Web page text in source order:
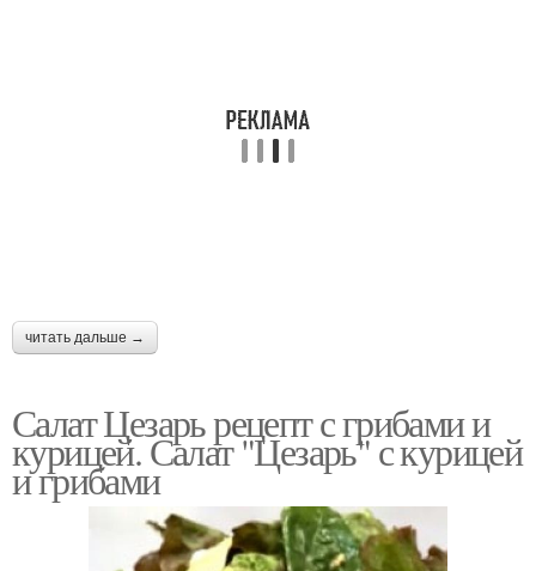
читать дальше →
Салат Цезарь рецепт с грибами и
курицей. Салат "Цезарь" с курицей
и грибами